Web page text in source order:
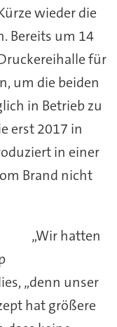
wieder die
Bereits um 14
für
um die beiden
in Betrieb zu
erst 2017 in
in einer
Brand nicht
„Wir hatten
„denn unser
hat größere